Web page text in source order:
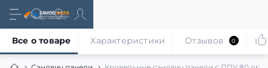
Все о товаре Характеристики Отзывов 0